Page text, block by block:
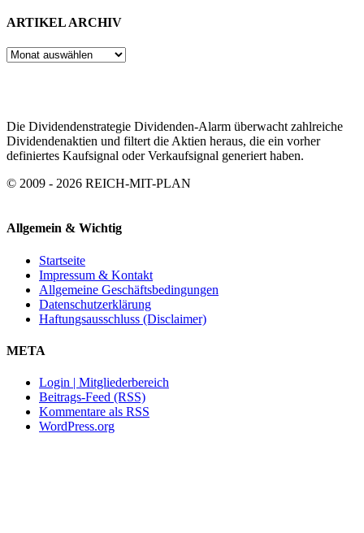
ARTIKEL ARCHIV
ARTIKEL
Die Dividendenstrategie Dividenden-Alarm überwacht zahlreiche
Dividendenaktien und filtert die Aktien heraus, die ein vorher
definiertes Kaufsignal oder Verkaufsignal generiert haben.
© 2009 - 2026 REICH-MIT-PLAN
Allgemein & Wichtig
Startseite
Impressum & Kontakt
Allgemeine Geschäftsbedingungen
Datenschutzerklärung
Haftungsausschluss (Disclaimer)
META
Login | Mitgliederbereich
Beitrags-Feed (RSS)
Kommentare als RSS
WordPress.org